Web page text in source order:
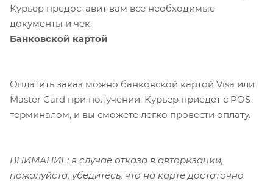
Курьер предоставит вам все необходимые
документы и чек.
Банковской картой
Оплатить заказ можно банковской картой Visa или
Master Card при получении. Курьер приедет с POS-
терминалом, и вы сможете легко провести оплату.
ВНИМАНИЕ: в случае отказа в авторизации,
пожалуйста, убедитесь, что на карте достаточно